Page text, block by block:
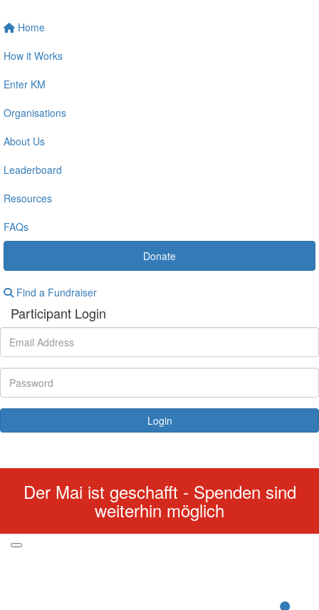
Home
How it Works
Enter KM
Organisations
About Us
Leaderboard
Resources
FAQs
Donate
Find a Fundraiser
Participant Login
Login
Der Mai ist geschafft - Spenden sind
weiterhin möglich